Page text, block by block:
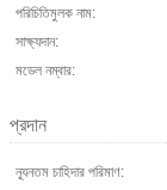
পরিচিতিমুলক নাম:
সাক্ষ্যদান:
মডেল নম্বার:
প্রদান
ন্যূনতম চাহিদার পরিমাণ: